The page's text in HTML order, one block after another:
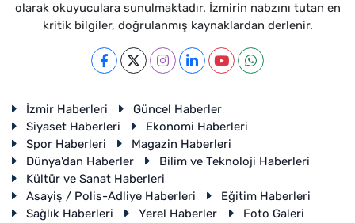
olarak okuyuculara sunulmaktadır. İzmirin nabzını tutan en
kritik bilgiler, doğrulanmış kaynaklardan derlenir.
İzmir Haberleri
Güncel Haberler
Siyaset Haberleri
Ekonomi Haberleri
Spor Haberleri
Magazin Haberleri
Dünya'dan Haberler
Bilim ve Teknoloji Haberleri
Kültür ve Sanat Haberleri
Asayiş / Polis-Adliye Haberleri
Eğitim Haberleri
Sağlık Haberleri
Yerel Haberler Foto Galeri